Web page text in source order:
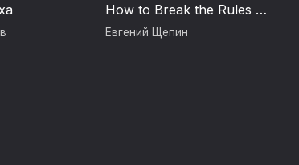
How to Break the Rules of
Retail and Come Out on
Евгений Щепин